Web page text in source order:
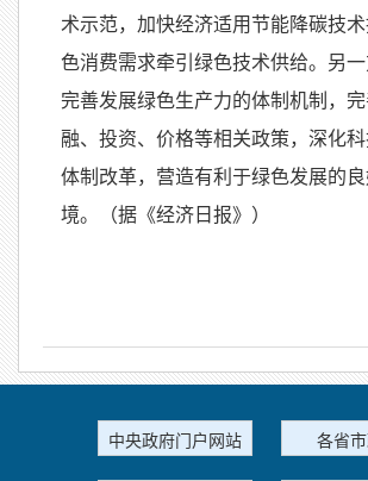
术示范，加快经济适用节能降碳技
色消费需求牵引绿色技术供给。另
完善发展绿色生产力的体制机制，
融、投资、价格等相关政策，深化
体制改革，营造有利于绿色发展的
境。（据《经济日报》）
中央政府门户网站 各省